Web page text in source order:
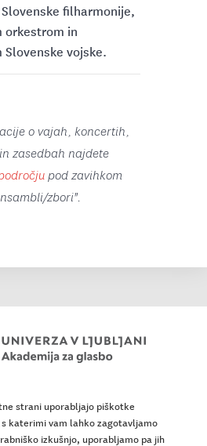
strani uporabljajo piškotke
katerimi vam lahko zagotavljamo
izkušnjo, uporabljamo pa jih
filharmonije,
orkestrom in
Slovenske vojske.
o vajah, koncertih,
zasedbah najdete
pod zavihkom
zbori".
Instagram UL AG
X UL AG
LinkedIn UL AG